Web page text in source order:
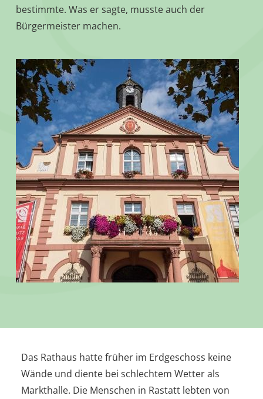
bestimmte. Was er sagte, musste auch der
Bürgermeister machen.
Das Rathaus hatte früher im Erdgeschoss keine
Wände und diente bei schlechtem Wetter als
Markthalle. Die Menschen in Rastatt lebten von